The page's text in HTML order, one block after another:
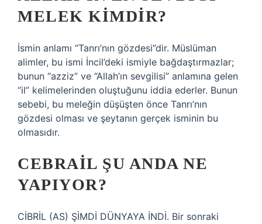
MELEK KIMDIR?
İsmin anlamı “Tanrı’nın gözdesi”dir. Müslüman
alimler, bu ismi İncil’deki ismiyle bağdaştırmazlar;
bunun “azziz” ve “Allah’ın sevgilisi” anlamına gelen
“il” kelimelerinden oluştuğunu iddia ederler. Bunun
sebebi, bu meleğin düşüşten önce Tanrı’nın
gözdesi olması ve şeytanın gerçek isminin bu
olmasıdır.
CEBRAIL ŞU ANDA NE
YAPIYOR?
CİBRİL (AS) ŞİMDİ DÜNYAYA İNDİ. Bir sonraki